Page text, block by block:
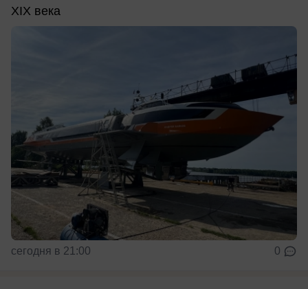
XIX века
сегодня в 21:00 0